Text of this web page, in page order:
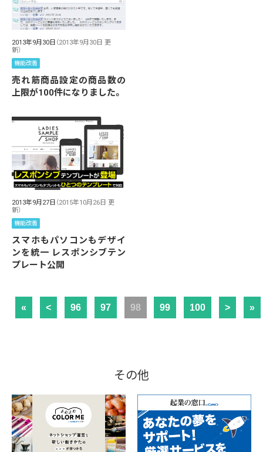
2013年9月30日 （2013年9月30日 更
新）
機能改善
売れ筋商品設定の商品数の
上限が100件になりました。
2013年9月27日 （2015年10月26日 更
新）
機能改善
スマホもパソコンもデザイ
ンを統一 レスポンシブテン
プレート公開
« < 96 97 98 99 100 > »
その他